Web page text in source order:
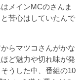
メインMCのさんま
苦心はしていたんで
らマツコさんがかな
ど魅力や切れ味が発
うした中、番組の10